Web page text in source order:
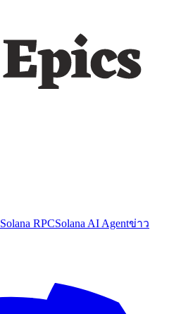
Solana RPCSolana AI Agentข่าว